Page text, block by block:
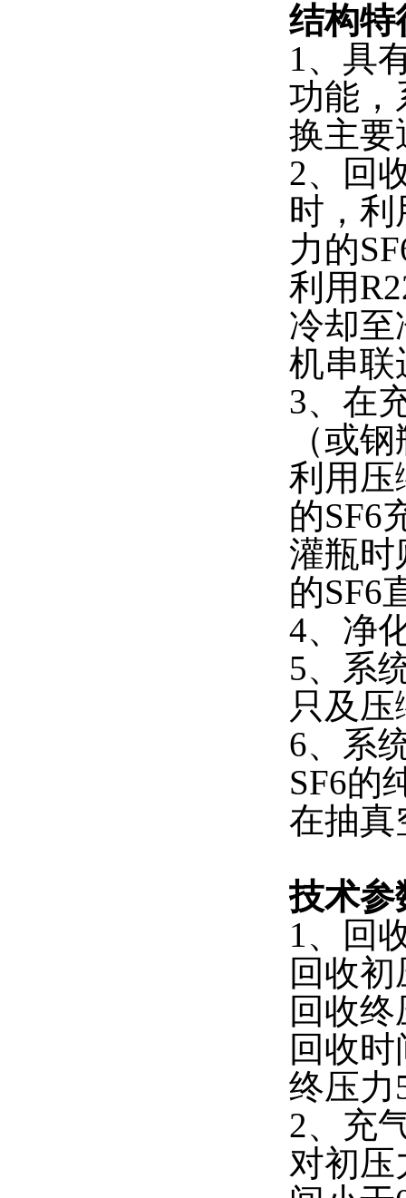
结构特
1、具
功能，
换主要
2、回
时，利
力的
利用
冷却至
机串联
3、在
（或
利用压
的SF6
灌瓶时
的SF6
4、净
5、系
只及
6、系
SF6的
在抽真
技术参
1、回
回收初
回收终
回收
终压力
2、充
对初压